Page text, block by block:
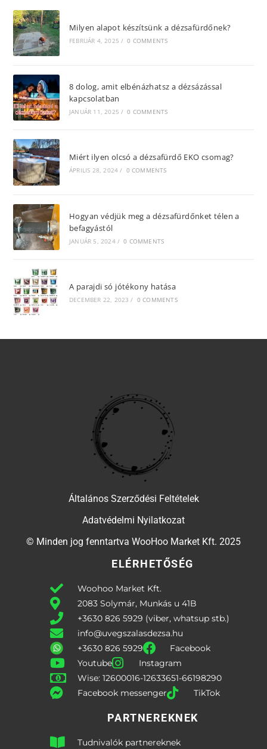
Milyen alapot készítsünk a dézsafürdőnek?
FEBRUÁR 4, 2025 / 0 COMMENTS
8 dolog, amit elbénázhatsz a dézsázással
kapcsolatban
JANUÁR 11, 2025 / 0 COMMENTS
Miért ilyen olcsó a dézsafürdő EKO csomag?
ÁPRILIS 28, 2024 / 0 COMMENTS
Hogyan védjük meg a dézsafürdőnket télen a
befagyástól
JANUÁR 5, 2024 / 0 COMMENTS
A parajdi só jótékony hatása
DECEMBER 22, 2023 / 0 COMMENTS
Általános Szerződési Feltételek
Adatvédelmi Nyilatkozat
© Minden jog fenntartva WooHoo Market Kft. 2025
ELÉRHETŐSÉG
Woohoo Market Kft.
2083 Solymár, Munkás u 41B
+3630 826 5929 (viber, whatsup stb.)
info@uvegszalasdezsa.hu
+3630 826 5929
Facebook
Youtube
Instagram
Wise: 12600016-12633651-66198290
Facebook messenger
TikTok
PARTNEREKNEK
Tudnivalók partnereknek